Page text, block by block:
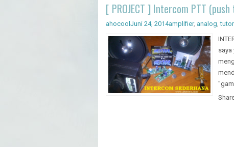
[ PROJECT ] Intercom PTT
ahocoolJuni 24, 2014amplifier, analog ,
saya